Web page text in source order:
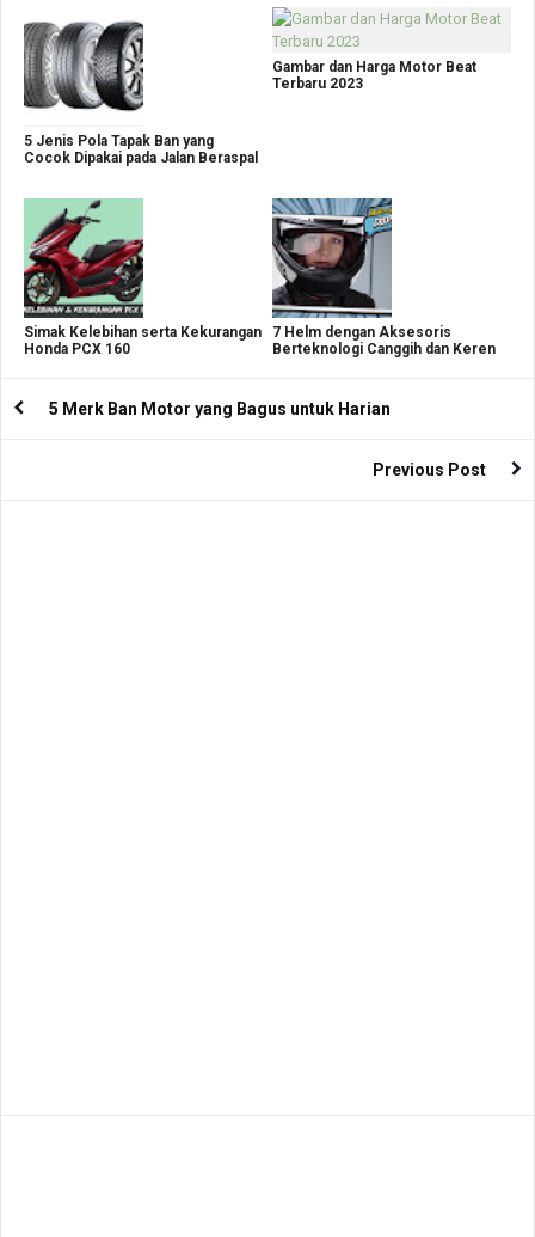
5 Jenis Pola Tapak Ban yang
Cocok Dipakai pada Jalan Beraspal
Gambar dan Harga Motor Beat
Terbaru 2023
Simak Kelebihan serta Kekurangan
Honda PCX 160
7 Helm dengan Aksesoris
Berteknologi Canggih dan Keren
5 Merk Ban Motor yang Bagus untuk Harian
Previous Post